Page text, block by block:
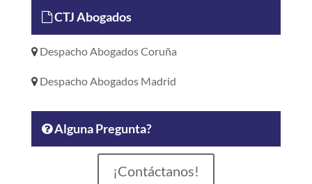
CTJ Abogados
Despacho Abogados Coruña
Despacho Abogados Madrid
Alguna Pregunta?
¡Contáctanos!